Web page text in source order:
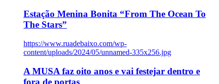
Estação Menina Bonita “From The Ocean To
The Stars”
https://www.ruadebaixo.com/wp-
content/uploads/2024/05/unnamed-335x256.jpg
A MUSA faz oito anos e vai festejar dentro e
fora de portas